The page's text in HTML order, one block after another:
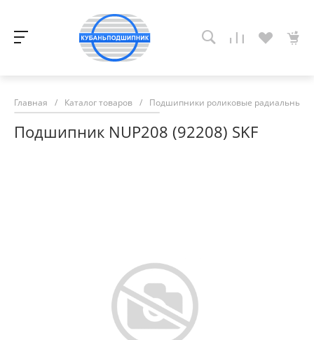
Главная / Каталог товаров / Подшипники роликовые радиальные
Подшипник NUP208 (92208) SKF